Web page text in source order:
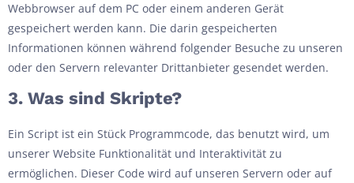
Webbrowser auf dem PC oder einem anderen Gerät
gespeichert werden kann. Die darin gespeicherten
Informationen können während folgender Besuche zu unseren
oder den Servern relevanter Drittanbieter gesendet werden.
3. Was sind Skripte?
Ein Script ist ein Stück Programmcode, das benutzt wird, um
unserer Website Funktionalität und Interaktivität zu
ermöglichen. Dieser Code wird auf unseren Servern oder auf